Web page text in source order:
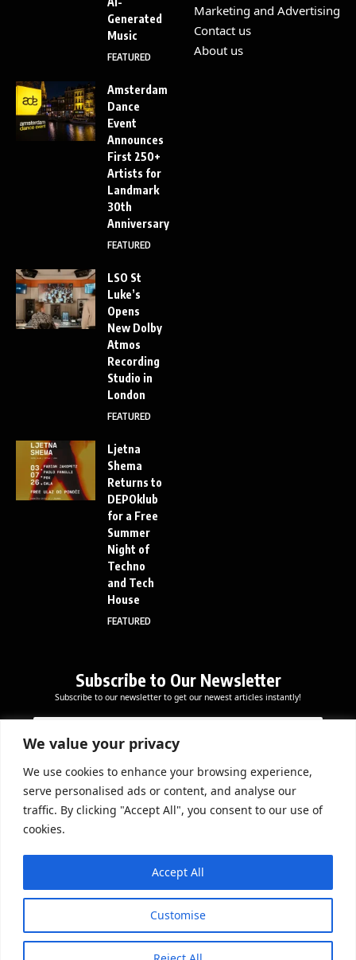
We value your privacy
We use cookies to enhance your browsing experience,
serve personalised ads or content, and analyse our
traffic. By clicking "Accept All", you consent to our use of
cookies.
Customise
Accept All
Generated
Music
FEATURED
Amsterdam
Dance
Event
Announces
First 250+
Artists for
Landmark
30th
Anniversary
FEATURED
LSO St
Luke’s
Opens
New Dolby
Atmos
Recording
Studio in
London
FEATURED
Ljetna
Shema
Returns to
DEPOklub
for a Free
Summer
Night of
Techno
and Tech
House
FEATURED
Marketing and Advertising
Contact us
About us
Subscribe to Our Newsletter
Subscribe to our newsletter to get our newest articles instantly!
m
i
l
E
m
a
l
E
m
a
i
*
Subscribe Now